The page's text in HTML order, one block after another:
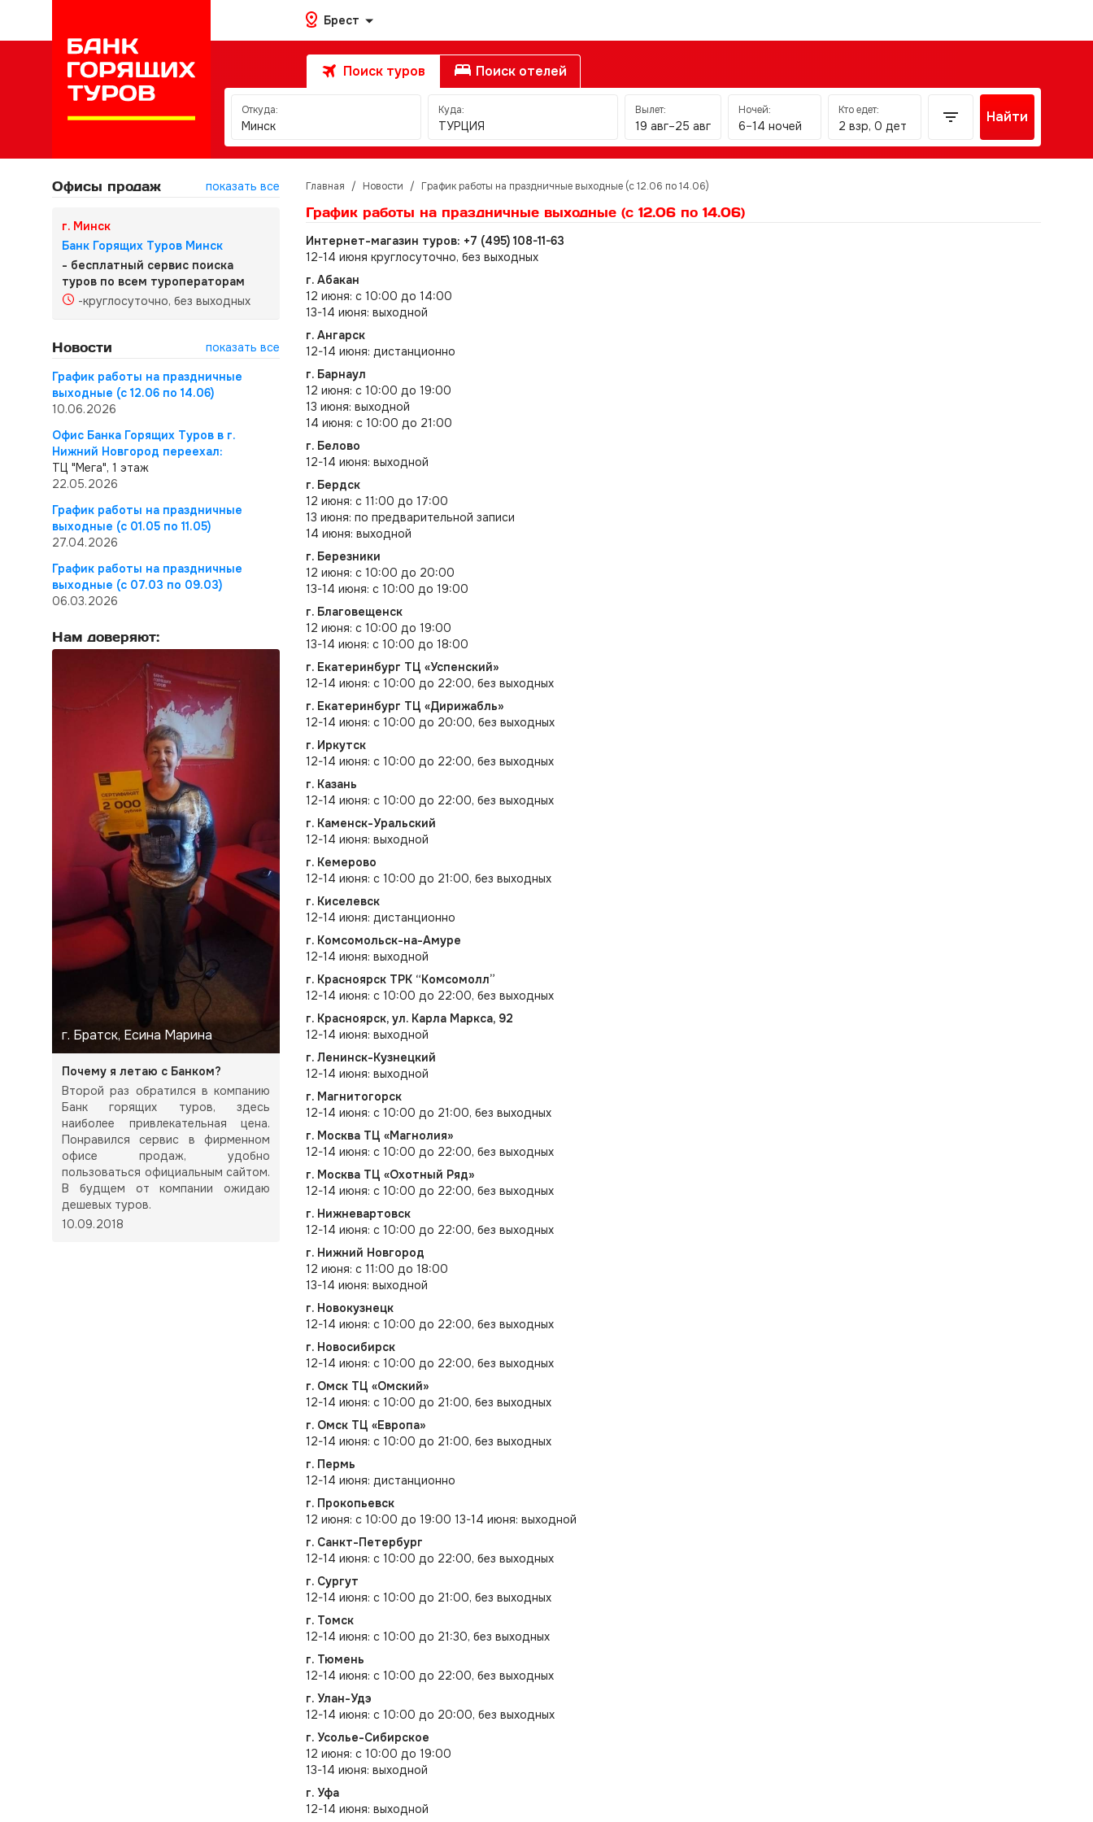
Брест
Поиск туров Поиск отелей
Откуда:
Минск
Куда:
ТУРЦИЯ
Вылет:
19 авг–25 авг
Ночей:
6–14 ночей
Кто едет:
2 взр, 0 дет
Найти
Офисы продаж показать все
г. Минск
Банк Горящих Туров Минск
- бесплатный сервис поиска
туров по всем туроператорам
-круглосуточно, без выходных
Новости
показать все
График работы на праздничные
выходные (с 12.06 по 14.06)
10.06.2026
Офис Банка Горящих Туров в г.
Нижний Новгород переехал:
ТЦ "Мега", 1 этаж
22.05.2026
График работы на праздничные
выходные (с 01.05 по 11.05)
27.04.2026
График работы на праздничные
выходные (с 07.03 по 09.03)
06.03.2026
Нам доверяют:
г. Братск, Есина Марина
Почему я летаю с Банком?
Второй раз обратился в компанию
Банк горящих туров, здесь
наиболее привлекательная цена.
Понравился сервис в фирменном
офисе продаж, удобно
пользоваться официальным сайтом.
В будщем от компании ожидаю
дешевых туров.
10.09.2018
Главная / Новости / График работы на праздничные выходные (с 12.06 по 14.06)
График работы на праздничные выходные (с 12.06 по 14.06)
Интернет-магазин туров: +7 (495) 108-11-63
12-14 июня круглосуточно, без выходных
г. Абакан
12 июня: с 10:00 до 14:00
13-14 июня: выходной
г. Ангарск
12-14 июня: дистанционно
г. Барнаул
12 июня: с 10:00 до 19:00
13 июня: выходной
14 июня: с 10:00 до 21:00
г. Белово
12-14 июня: выходной
г. Бердск
12 июня: с 11:00 до 17:00
13 июня: по предварительной записи
14 июня: выходной
г. Березники
12 июня: с 10:00 до 20:00
13-14 июня: с 10:00 до 19:00
г. Благовещенск
12 июня: с 10:00 до 19:00
13-14 июня: с 10:00 до 18:00
г. Екатеринбург ТЦ «Успенский»
12-14 июня: с 10:00 до 22:00, без выходных
г. Екатеринбург ТЦ «Дирижабль»
12-14 июня: с 10:00 до 20:00, без выходных
г. Иркутск
12-14 июня: с 10:00 до 22:00, без выходных
г. Казань
12-14 июня: с 10:00 до 22:00, без выходных
г. Каменск-Уральский
12-14 июня: выходной
г. Кемерово
12-14 июня: с 10:00 до 21:00, без выходных
г. Киселевск
12-14 июня: дистанционно
г. Комсомольск-на-Амуре
12-14 июня: выходной
г. Красноярск ТРК “Комсомолл”
12-14 июня: с 10:00 до 22:00, без выходных
г. Красноярск, ул. Карла Маркса, 92
12-14 июня: выходной
г. Ленинск-Кузнецкий
12-14 июня: выходной
г. Магнитогорск
12-14 июня: с 10:00 до 21:00, без выходных
г. Москва ТЦ «Магнолия»
12-14 июня: с 10:00 до 22:00, без выходных
г. Москва ТЦ «Охотный Ряд»
12-14 июня: с 10:00 до 22:00, без выходных
г. Нижневартовск
12-14 июня: с 10:00 до 22:00, без выходных
г. Нижний Новгород
12 июня: с 11:00 до 18:00
13-14 июня: выходной
г. Новокузнецк
12-14 июня: с 10:00 до 22:00, без выходных
г. Новосибирск
12-14 июня: с 10:00 до 22:00, без выходных
г. Омск ТЦ «Омский»
12-14 июня: с 10:00 до 21:00, без выходных
г. Омск ТЦ «Европа»
12-14 июня: с 10:00 до 21:00, без выходных
г. Пермь
12-14 июня: дистанционно
г. Прокопьевск
12 июня: с 10:00 до 19:00 13-14 июня: выходной
г. Санкт-Петербург
12-14 июня: с 10:00 до 22:00, без выходных
г. Сургут
12-14 июня: с 10:00 до 21:00, без выходных
г. Томск
12-14 июня: с 10:00 до 21:30, без выходных
г. Тюмень
12-14 июня: с 10:00 до 22:00, без выходных
г. Улан-Удэ
12-14 июня: с 10:00 до 20:00, без выходных
г. Усолье-Сибирское
12 июня: с 10:00 до 19:00
13-14 июня: выходной
г. Уфа
12-14 июня: выходной